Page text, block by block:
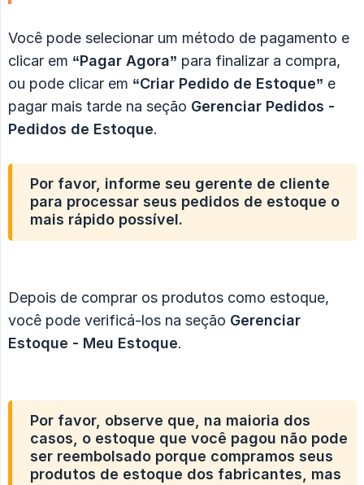
Você pode selecionar um método de pagamento e
clicar em “Pagar Agora” para finalizar a compra,
ou pode clicar em “Criar Pedido de Estoque” e
pagar mais tarde na seção Gerenciar Pedidos -
Pedidos de Estoque.
Por favor, informe seu gerente de cliente
para processar seus pedidos de estoque o
mais rápido possível.
Depois de comprar os produtos como estoque,
você pode verificá-los na seção Gerenciar
Estoque - Meu Estoque.
Por favor, observe que, na maioria dos
casos, o estoque que você pagou não pode
ser reembolsado porque compramos seus
produtos de estoque dos fabricantes, mas